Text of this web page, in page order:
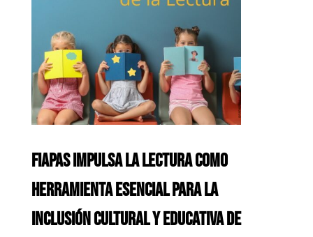
FIAPAS IMPULSA LA LECTURA COMO
HERRAMIENTA ESENCIAL PARA LA
INCLUSIÓN CULTURAL Y EDUCATIVA DE